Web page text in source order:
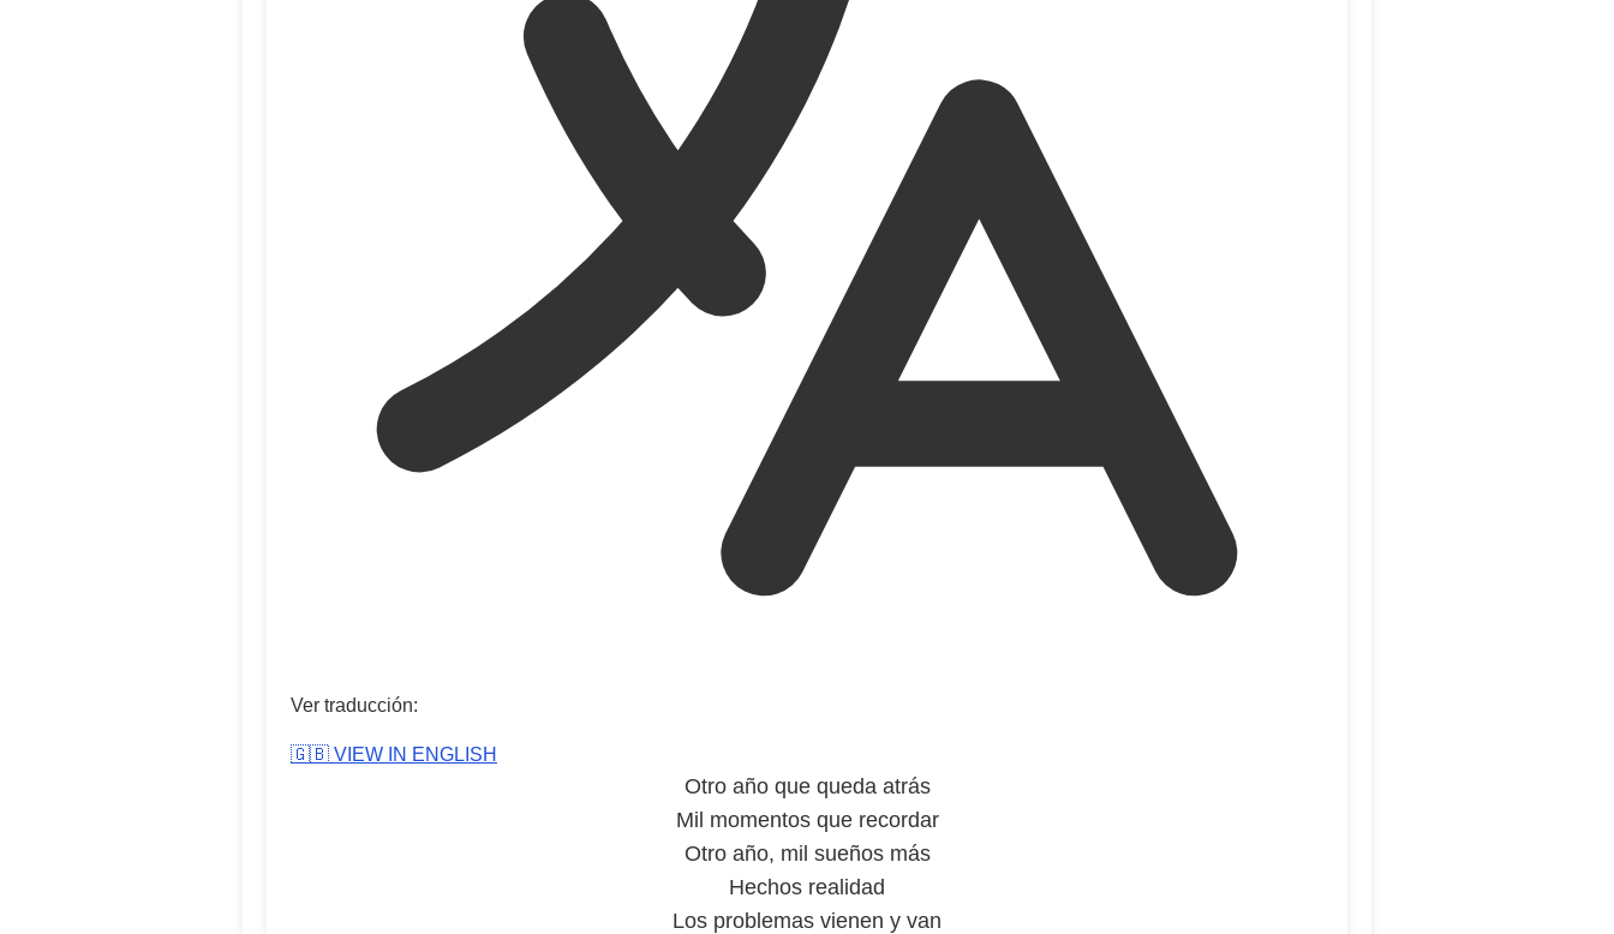
Ver traducción:
🇬🇧 VIEW IN ENGLISH
Otro año que queda atrás
Mil momentos que recordar
Otro año, mil sueños más
Hechos realidad
Los problemas vienen y van